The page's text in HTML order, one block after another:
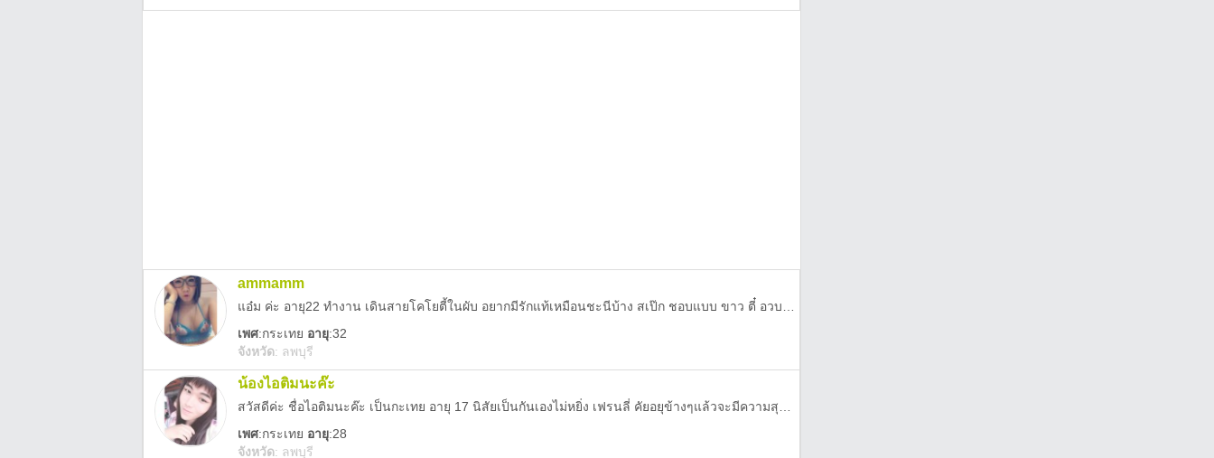
ammamm
เพศ:กระเทย อายุ:32
จังหวัด: ลพบุรี
น้องไอติมนะค๊ะ
เพศ:กระเทย อายุ:28
จังหวัด: ลพบุรี